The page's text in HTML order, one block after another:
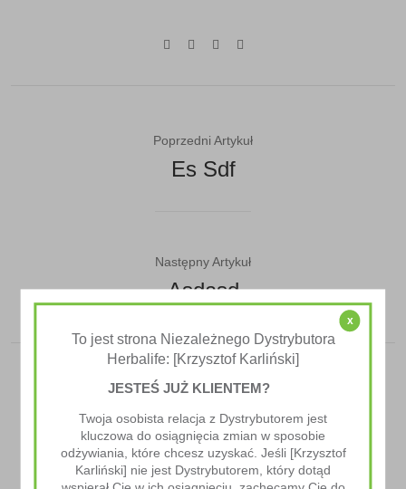
Poprzedni Artykuł
Es Sdf
Następny Artykuł
Asdasd
x
To jest strona Niezależnego Dystrybutora
Herbalife: [Krzysztof Karliński]
JESTEŚ JUŻ KLIENTEM?
Twoja osobista relacja z Dystrybutorem jest
kluczowa do osiągnięcia zmian w sposobie
odżywiania, które chcesz uzyskać. Jeśli [Krzysztof
Karliński] nie jest Dystrybutorem, który dotąd